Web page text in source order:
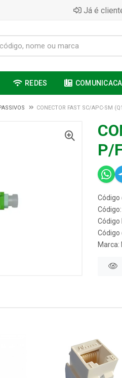
Já é
REDES
CONECTOR FAST SC/APC-SM
P/
Código
Código
Código
Marca: